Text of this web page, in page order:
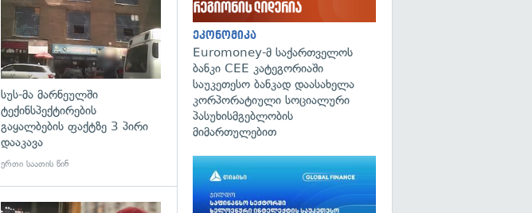
სუს-მა მარნეულში
ტექინსპექტირების
გაყალბების ფაქტზე 3 პირი
დააკავა
ერთი საათის წინ
ეკონომიკა
Euromoney-მ საქართველოს
ბანკი CEE კატეგორიაში
საუკეთესო ბანკად დაასახელა
კორპორატიული სოციალური
პასუხისმგებლობის
მიმართულებით